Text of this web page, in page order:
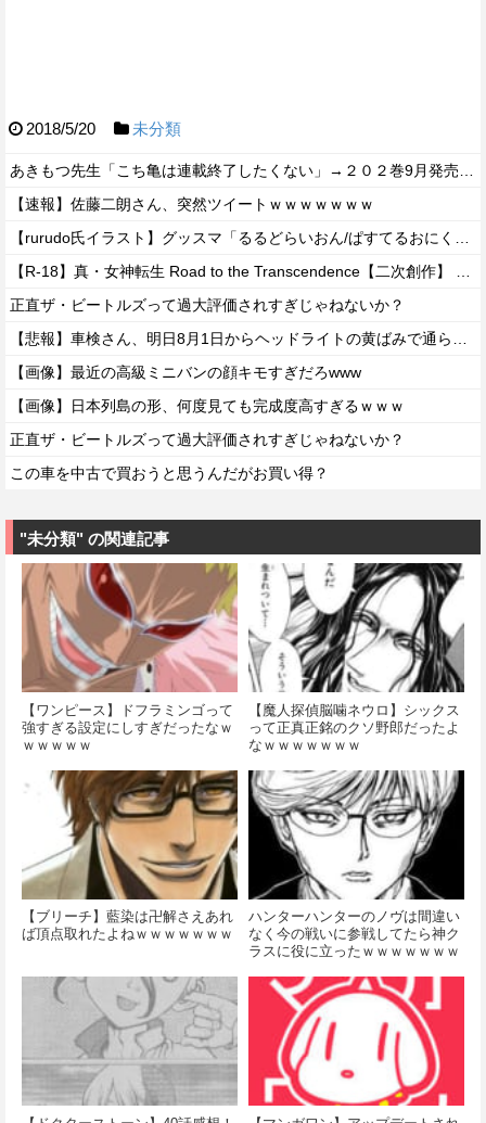
2018/5/20 未分類
【速報】佐藤二朗さん、突然ツイートｗｗｗｗｗｗｗ
正直ザ・ビートルズって過大評価されすぎじゃねないか？
【画像】最近の高級ミニバンの顔キモすぎだろwww
【画像】日本列島の形、何度見ても完成度高すぎるｗｗｗ
正直ザ・ビートルズって過大評価されすぎじゃねないか？
この車を中古で買おうと思うんだがお買い得？
"未分類" の関連記事
【ワンピース】ドフラミンゴって
強すぎる設定にしすぎだったなｗ
ｗｗｗｗｗ
【魔人探偵脳噛ネウロ】シックス
って正真正銘のクソ野郎だったよ
なｗｗｗｗｗｗｗ
【ブリーチ】藍染は卍解さえあれ
ば頂点取れたよねｗｗｗｗｗｗｗ
ハンターハンターのノヴは間違い
なく今の戦いに参戦してたら神ク
ラスに役に立ったｗｗｗｗｗｗｗ